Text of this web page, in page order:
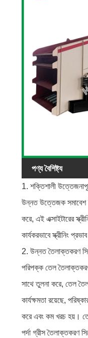
ইস্পাত তারের বোনা পর্দা,
পর্দা। এই বিকল্পগুলি
পণ্য বৈশিষ্ট্য
1. শক্তিশালী
উন্নত উত্তেজক সমাবেশ
করে, এই এক্সাইটারের
কার্যকরভাবে স্ক্রীনিং
2. উন্নত তৈলাক্তকরণ
পরিপক্ক তেল
সাথে তুলনা করে, তেল
কার্যক্ষমতা রয়েছে,
করে এবং কম খরচ হয়।
পর্দা গ্রীস তৈলাক্তকরণ